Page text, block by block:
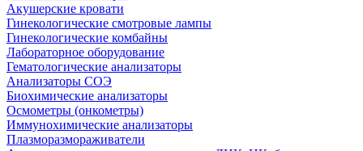
Акушерские кровати
Гинекологические смотровые лампы
Гинекологические комбайны
Лабораторное оборудование
Гематологические анализаторы
Анализаторы СОЭ
Биохимические анализаторы
Осмометры (онкометры)
Иммунохимические анализаторы
Плазморазмораживатели